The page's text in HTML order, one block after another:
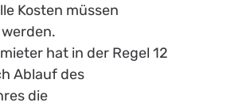
Kosten müssen
hat in der Regel 12
Ablauf des
die